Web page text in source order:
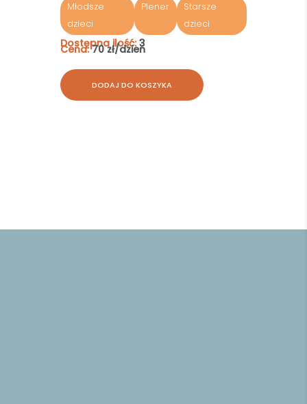
Młodsze
dzieci
Plener
Starsze
dzieci
Dostępna ilość:3
Cena:70 zł/dzień
DODAJ DO KOSZYKA